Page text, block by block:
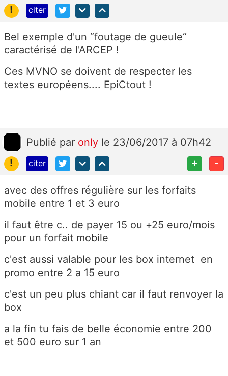
!
citer
Bel exemple d'un “foutage de gueule“
caractérisé de l'ARCEP !
Ces MVNO se doivent de respecter les
textes européens.... EpiCtout !
Publié par only le 23/06/2017 à 07h42
!
citer + -
avec des offres régulière sur les forfaits
mobile entre 1 et 3 euro
il faut être c.. de payer 15 ou +25 euro/mois
pour un forfait mobile
c'est aussi valable pour les box internet en
promo entre 2 a 15 euro
c'est un peu plus chiant car il faut renvoyer la
box
a la fin tu fais de belle économie entre 200
et 500 euro sur 1 an